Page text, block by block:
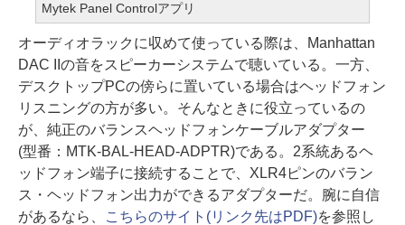
Mytek Panel Controlアプリ
オーディオラックに収めて使っている際は、Manhattan
DAC IIの音をスピーカーシステムで聴いている。一方、
デスクトップPCの傍らに置いている場合はヘッドフォン
リスニングの方が多い。そんなときに役立っているの
が、純正のバランスヘッドフォンケーブルアダプター
(型番：MTK-BAL-HEAD-ADPTR)である。2系統あるヘ
ッドフォン端子に接続することで、XLR4ピンのバラン
ス・ヘッドフォン出力ができるアダプターだ。腕に自信
があるなら、
こちらのサイト(リンク先はPDF)を参照し